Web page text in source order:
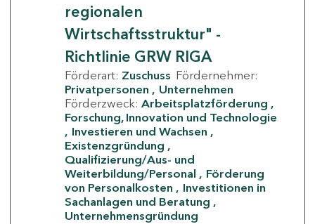
regionalen
Wirtschaftsstruktur" -
Richtlinie GRW RIGA
Förderart: Zuschuss Fördernehmer:
Privatpersonen
Unternehmen
Förderzweck: Arbeitsplatzförderung
Forschung, Innovation und Technologie
Investieren und Wachsen
Existenzgründung
Qualifizierung/Aus- und
Weiterbildung/Personal
Förderung
von Personalkosten
Investitionen in
Sachanlagen und Beratung
Unternehmensgründung